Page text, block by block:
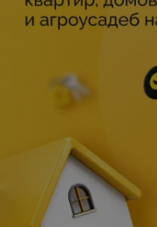
Режиссёр-
Композитор — Оля
Это случилось утром
слегка встряхнул
Чебаркулем. Ситуация
последствий, но это
точкой для истории, в
собственными